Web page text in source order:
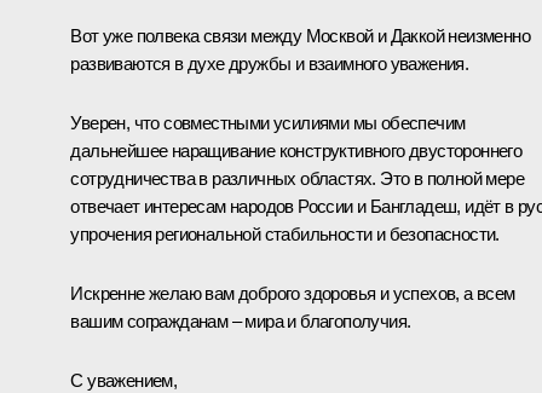
Вот уже полвека связи между Москвой и Даккой неизменно
развиваются в духе дружбы и взаимного уважения.
Уверен, что совместными усилиями мы обеспечим
дальнейшее наращивание конструктивного двустороннего
сотрудничества в различных областях. Это в полной мере
отвечает интересам народов России и Бангладеш, идёт в
упрочения региональной стабильности и безопасности.
Искренне желаю вам доброго здоровья и успехов, а всем
вашим согражданам – мира и благополучия.
С уважением,